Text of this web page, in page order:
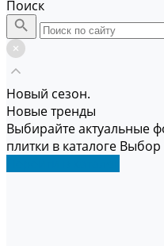
Поиск
Новый сезон.
Новые тренды
Выбирайте актуальные
плитки в каталоге Выбор